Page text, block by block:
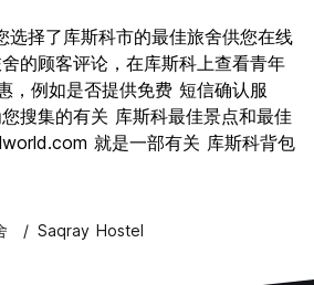
9.5
8.0
8.2
择了库斯科市的最佳旅舍供您在线
的顾客评论，在库斯科上查看青年
，例如是否提供免费 短信确认服
搜集的有关 库斯科最佳景点和最佳
就是一部有关 库斯科背包
Saqray Hostel